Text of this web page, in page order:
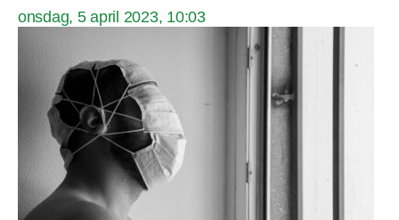
onsdag, 5 april 2023, 10:03